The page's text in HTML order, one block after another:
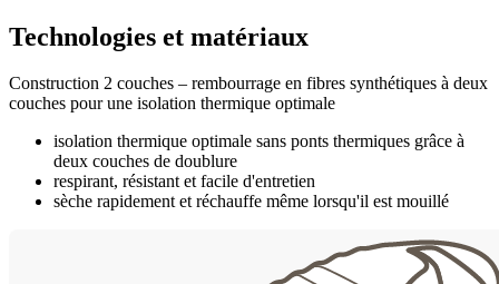
Technologies et matériaux
Construction 2 couches – rembourrage en fibres synthétiques à deux
couches pour une isolation thermique optimale
isolation thermique optimale sans ponts thermiques grâce à
deux couches de doublure
respirant, résistant et facile d'entretien
sèche rapidement et réchauffe même lorsqu'il est mouillé